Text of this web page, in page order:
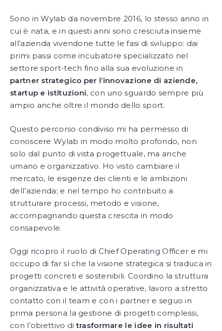
Sono in Wylab da novembre 2016, lo stesso anno in
cui è nata, e in questi anni sono cresciuta insieme
all’azienda vivendone tutte le fasi di sviluppo: dai
primi passi come incubatore specializzato nel
settore sport-tech fino alla sua evoluzione in
partner strategico per l’innovazione di aziende,
startup e istituzioni, con uno sguardo sempre più
ampio anche oltre il mondo dello sport.
Questo percorso condiviso mi ha permesso di
conoscere Wylab in modo molto profondo, non
solo dal punto di vista progettuale, ma anche
umano e organizzativo. Ho visto cambiare il
mercato, le esigenze dei clienti e le ambizioni
dell’azienda; e nel tempo ho contribuito a
strutturare processi, metodo e visione,
accompagnando questa crescita in modo
consapevole.
Oggi ricopro il ruolo di Chief Operating Officer e mi
occupo di far sì che la visione strategica si traduca in
progetti concreti e sostenibili. Coordino la struttura
organizzativa e le attività operative, lavoro a stretto
contatto con il team e con i partner e seguo in
prima persona la gestione di progetti complessi,
con l’obiettivo ditrasformare le idee in risultati